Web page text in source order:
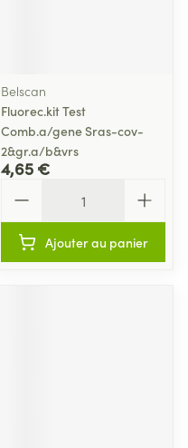
Belscan
Fluorec.kit Test
Comb.a/gene Sras-cov-
2&gr.a/b&vrs
4,65 €
Ajouter au panier